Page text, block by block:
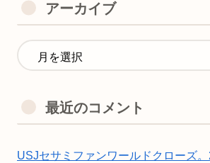
アーカイブ
最近のコメント
USJセサミファンワールドクローズ